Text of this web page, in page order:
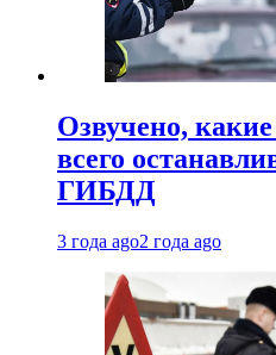
Озвучено,
всего
ГИБДД
3 года ago2 года ago